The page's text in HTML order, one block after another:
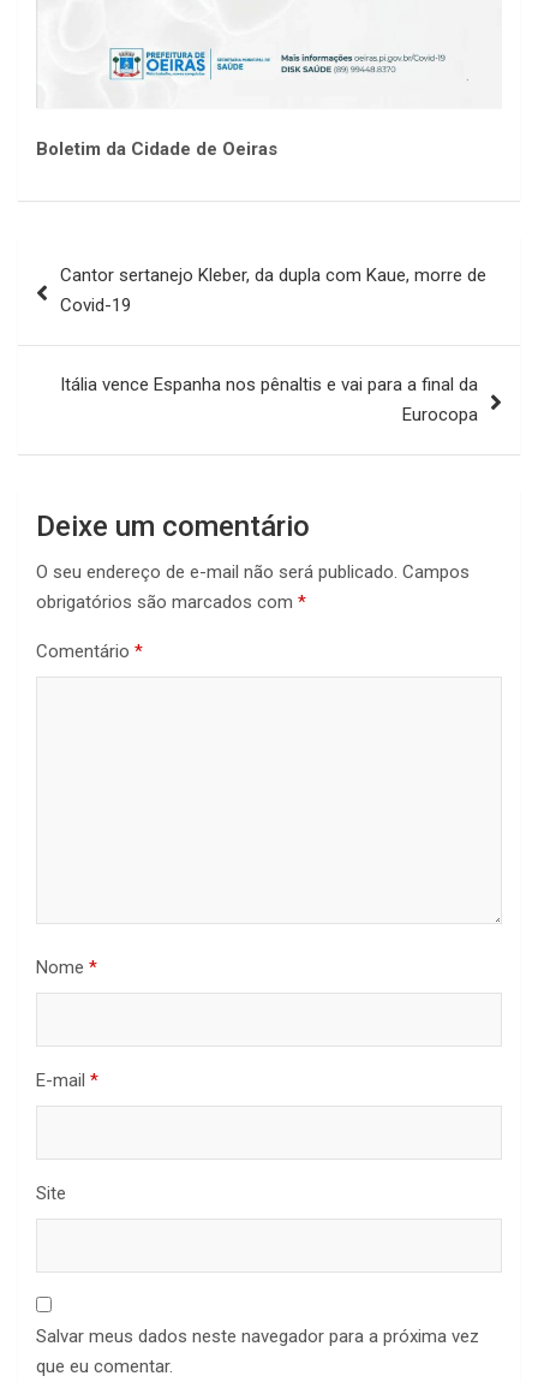
Boletim da Cidade de Oeiras
de
Cantor sertanejo Kleber, da dupla com Kaue, morre de
Covid-19
Itália vence Espanha nos pênaltis e vai para a final da
Eurocopa
Deixe um comentário
O seu endereço de e-mail não será publicado. Campos
obrigatórios são marcados com *
Comentário *
Nome *
E-mail *
Site
Salvar meus dados neste navegador para a próxima vez
que eu comentar.